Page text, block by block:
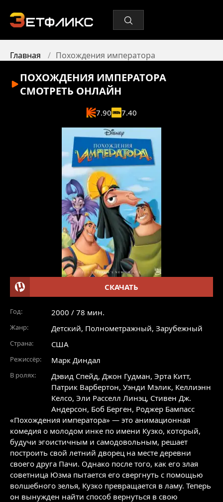
Главная Похождения императора
ПОХОЖДЕНИЯ ИМПЕРАТОРА
СМОТРЕТЬ ОНЛАЙН
7.90 7.40
СКАЧАТЬ
Год: 2000 / 78 мин.
Жанр: Детский, Полнометражный, Зарубежный
Страна: США
Режиссёр: Марк Диндал
В ролях: Дэвид Спейд, Джон Гудман, Эрта Китт,
Патрик Варбертон, Уэнди Мэлик, Келлиэнн
Келсо, Эли Расселл Линэц, Стивен Дж.
Андерсон, Боб Берген, Роджер Бампасс
«Похождения императора» — это анимационная
комедия о молодом инке по имени Кузко, который,
будучи эгоистичным и самодовольным, решает
построить свой летний дворец на месте деревни
своего друга Пачи. Однако после того, как его злая
советница Юзма пытается его свергнуть с помощью
волшебного зелья, Кузко превращается в ламу. Теперь
он вынужден найти способ вернуться в свою